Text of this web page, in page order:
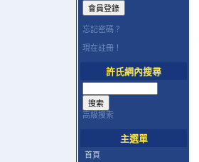
忘記密碼？
現在註冊！
許氏網內搜尋
高級搜索
主選單
首頁